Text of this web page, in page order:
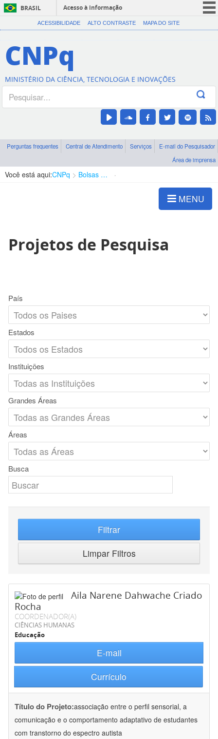
BRASIL
Acesso à informação
CORONAVÍRUS (COVID-19)
Canais
ACESSIBILIDADE ALTO CONTRASTE MAPA DO SITE
CNPq
MINISTÉRIO DA CIÊNCIA, TECNOLOGIA E INOVAÇÕES
Perguntas frequentes Central de Atendimento Serviços
E-mail do Pesquisador
Área de imprensa
Você está aqui:CNPq Bolsas e Auxílios Vigentes
MENU
Projetos de Pesquisa
País
Estados
Instituições
Grandes Áreas
Áreas
Busca
Filtrar
Limpar Filtros
Aila Narene Dahwache Criado
Rocha
COORDENADOR(A)
CIÊNCIAS HUMANAS
Educação
E-mail
Currículo
Título do Projeto:associação entre o perfil sensorial, a
comunicação e o comportamento adaptativo de estudantes
com transtorno do espectro autista